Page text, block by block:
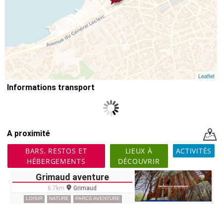
Leaflet
Informations transport
A proximité
BARS, RESTOS ET
HÉBERGEMENTS
LIEUX À
DÉCOUVRIR
ACTIVITÉS
Grimaud aventure
6.7km Grimaud
LOISIR NATURE
PARCS AVENTURE